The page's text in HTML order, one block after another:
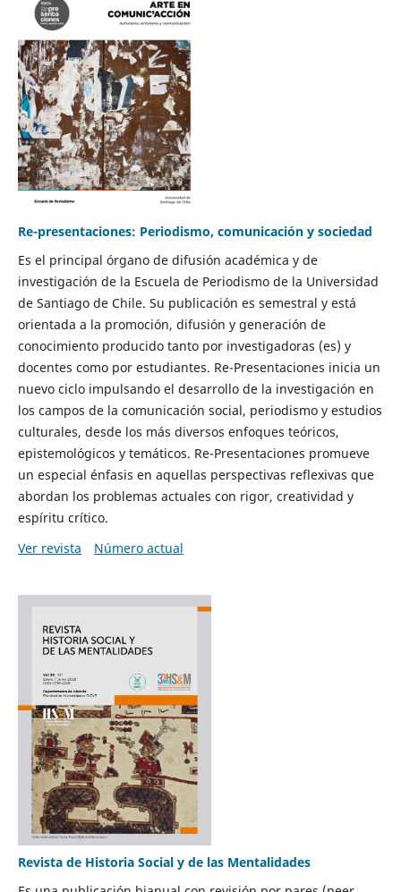
Re-presentaciones: Periodismo, comunicación y sociedad
Es el principal órgano de difusión académica y de
investigación de la Escuela de Periodismo de la Universidad
de Santiago de Chile. Su publicación es semestral y está
orientada a la promoción, difusión y generación de
conocimiento producido tanto por investigadoras (es) y
docentes como por estudiantes. Re-Presentaciones inicia un
nuevo ciclo impulsando el desarrollo de la investigación en
los campos de la comunicación social, periodismo y estudios
culturales, desde los más diversos enfoques teóricos,
epistemológicos y temáticos. Re-Presentaciones promueve
un especial énfasis en aquellas perspectivas reflexivas que
abordan los problemas actuales con rigor, creatividad y
espíritu crítico.
Ver revista
Número actual
Revista de Historia Social y de las Mentalidades